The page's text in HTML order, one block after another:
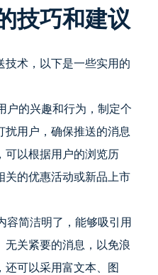
技巧和建议
术，以下是一些实用的
户的兴趣和行为，制定个
用户，确保推送的消息
可以根据用户的浏览历
关的优惠活动或新品上市
容简洁明了，能够吸引用
无关紧要的消息，以免浪
还可以采用富文本、图